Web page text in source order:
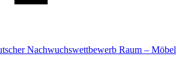
Nachwuchswettbewerb Raum – Möbel